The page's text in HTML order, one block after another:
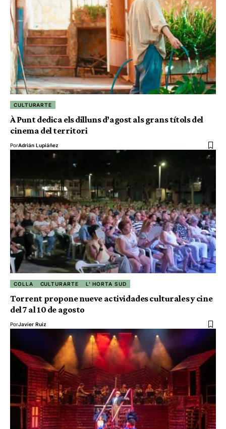
CULTURARTE
À Punt dedica els dilluns d’agost als grans títols del
cinema del territori
PorAdrián Lupiáñez
COLLA CULTURARTE L' HORTA SUD
Torrent propone nueve actividades culturales y cine
del 7 al 10 de agosto
PorJavier Ruiz